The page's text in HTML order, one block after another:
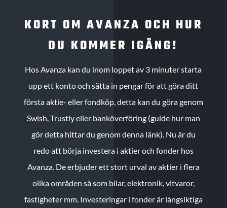
KORT OM AVANZA OCH HUR
DU KOMMER IGÅNG!
Hos Avanza kan du inom loppet av 3 minuter starta
upp ett konto och sätta in pengar för att göra ditt
första aktie- eller fondköp, detta kan du göra genom
Swish, Trustly eller banköverföring (guide hur man
gör detta hittar du genom denna länk). Nu är du
redo att börja investera i aktier och fonder hos
Avanza. De erbjuder ett stort urval av aktier i flera
olika områden så som bilar, elektronik, vitvaror,
fastigheter mm. Investeringar i fonder är långsiktiga